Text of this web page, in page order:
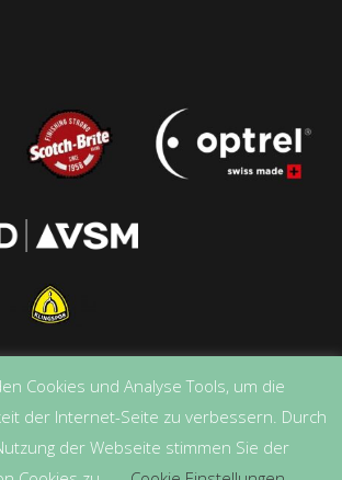
Cookies und Analyse Tools, um die
der Internet-Seite zu verbessern. Durch
der Webseite stimmen Sie der